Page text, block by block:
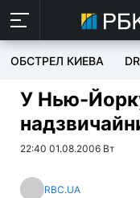
ОБСТРЕЛ КИЕВА
У Нью-
22:40 01.08.2006 Вт
RBC.UA